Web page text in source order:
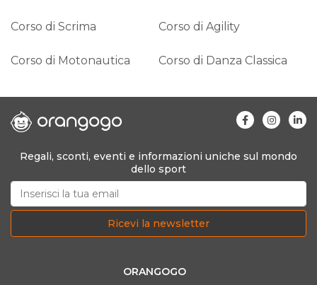
Corso di Scrima Corso di Agility
Corso di Motonautica Corso di Danza Classica
Regali, sconti, eventi e informazioni uniche sul mondo
dello sport
Ricevi la newsletter
ORANGOGO